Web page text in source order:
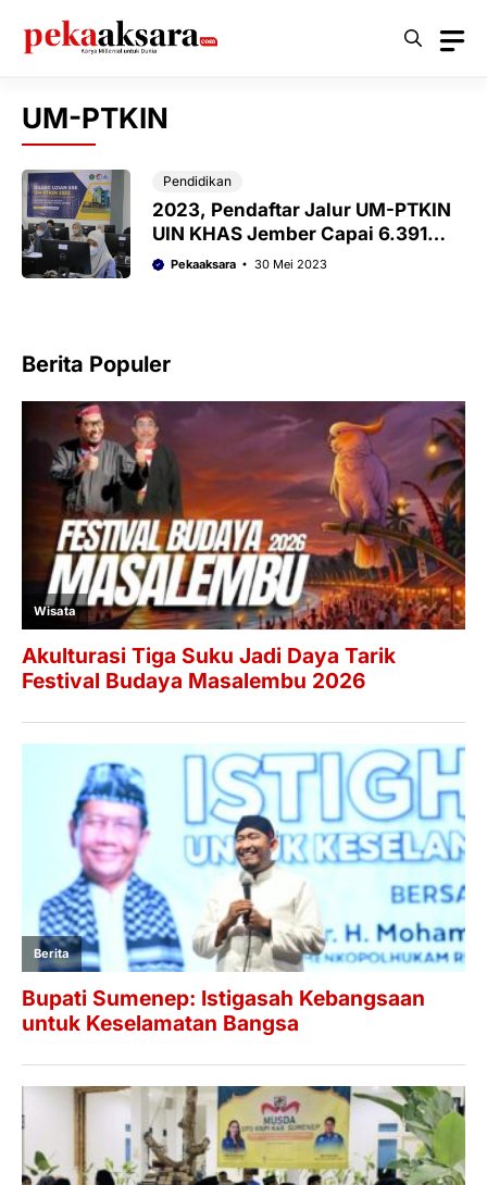
UM-PTKIN
Pendidikan
2023, Pendaftar Jalur UM-PTKIN
UIN KHAS Jember Capai 6.391
Orang, Ungguli 43 PTKIN di
Pekaaksara 30 Mei 2023
Berita Populer